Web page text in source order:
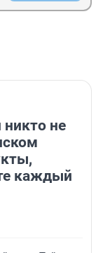
никто не
каждый